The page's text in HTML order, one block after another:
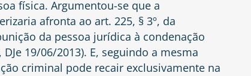
física. Argumentou-se que a
afronta ao art. 225, § 3º, da
da pessoa jurídica à condenação
19/06/2013). E, seguindo a mesma
criminal pode recair exclusivamente na